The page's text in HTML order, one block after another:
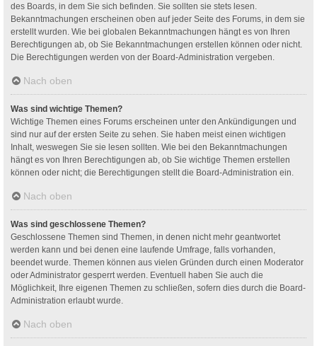
des Boards, in dem Sie sich befinden. Sie sollten sie stets lesen.
Bekanntmachungen erscheinen oben auf jeder Seite des Forums, in dem sie
erstellt wurden. Wie bei globalen Bekanntmachungen hängt es von Ihren
Berechtigungen ab, ob Sie Bekanntmachungen erstellen können oder nicht.
Die Berechtigungen werden von der Board-Administration vergeben.
Nach oben
Was sind wichtige Themen?
Wichtige Themen eines Forums erscheinen unter den Ankündigungen und
sind nur auf der ersten Seite zu sehen. Sie haben meist einen wichtigen
Inhalt, weswegen Sie sie lesen sollten. Wie bei den Bekanntmachungen
hängt es von Ihren Berechtigungen ab, ob Sie wichtige Themen erstellen
können oder nicht; die Berechtigungen stellt die Board-Administration ein.
Nach oben
Was sind geschlossene Themen?
Geschlossene Themen sind Themen, in denen nicht mehr geantwortet
werden kann und bei denen eine laufende Umfrage, falls vorhanden,
beendet wurde. Themen können aus vielen Gründen durch einen Moderator
oder Administrator gesperrt werden. Eventuell haben Sie auch die
Möglichkeit, Ihre eigenen Themen zu schließen, sofern dies durch die Board-
Administration erlaubt wurde.
Nach oben